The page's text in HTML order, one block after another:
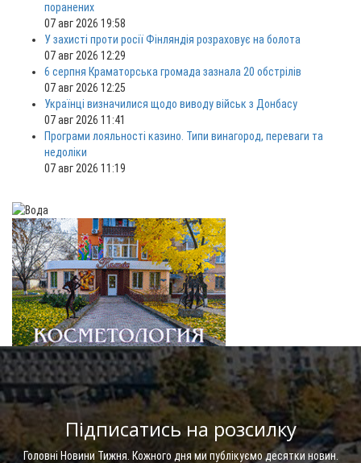
поранених
07 авг 2026 19:58
У захисті проти росії Фінляндія розраховує на болота
07 авг 2026 12:29
6 серпня Краматорська громада зазнала 20 обстрілів
07 авг 2026 12:25
Українці визначилися щодо виводу військ з Донбасу
07 авг 2026 11:41
Програми лояльності казино. Типи винагород, переваги та
недоліки
07 авг 2026 11:19
Підписатись на розсилку
Головні Новини Тижня. Кожного дня ми публікуємо десятки новин.